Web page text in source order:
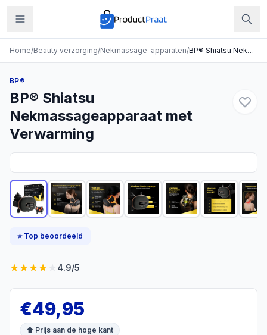
Home/Beauty verzorging/Nekmassage-apparaten/ BP® Shiatsu Nekmassageapparaat met Verwarming
BP®
BP® Shiatsu
Nekmassageapparaat met
Verwarming
⭐ Top beoordeeld
★★★★ 4.9/5
€49,95
⬆ Prijs aan de hoge kant